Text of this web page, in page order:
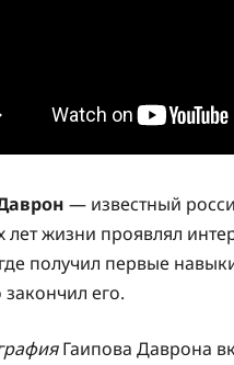
— известный
лет жизни проявлял
получил первые
его.
Гаипова Даврона